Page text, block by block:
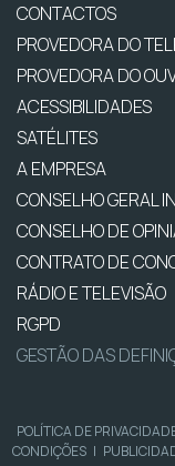
CONTACTOS
PROVEDORA DO
PROVEDORA DO
ACESSIBILIDADES
SATÉLITES
A EMPRESA
CONSELHO GERAL
CONSELHO DE
CONTRATO DE
RÁDIO E TELEVISÃO
RGPD
GESTÃO DAS
POLÍTICA DE
CONDIÇÕES |